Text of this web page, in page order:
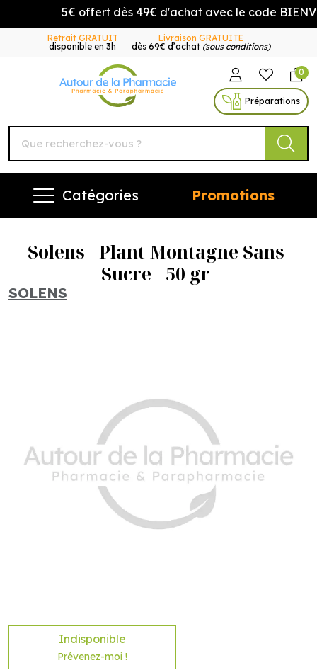
5€ offert dès 49€ d'achat avec le code
Retrait GRATUIT
disponible en 3h
Livraison GRATUITE
dès 69€ d’achat (sous conditions)
Autour de la Pharmacie
0
Préparations
Catégories Promotions
Solens - Plant Montagne Sans
Sucre - 50 gr
SOLENS
Indisponible
Prévenez-moi !